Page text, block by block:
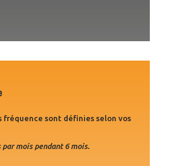
fréquence sont définies selon vos
par mois pendant 6 mois.